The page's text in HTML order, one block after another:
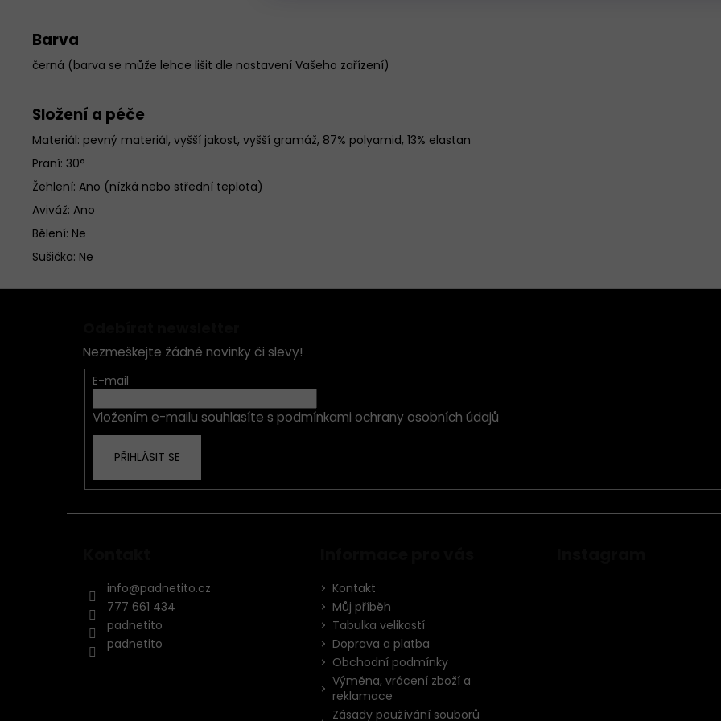
Barva
černá (barva se může lehce lišit dle nastavení Vašeho zařízení)
Složení a péče
Materiál: pevný materiál, vyšší jakost, vyšší gramáž, 87% polyamid, 13% elastan
Praní: 30°
Žehlení: Ano (nízká nebo střední teplota)
Aviváž: Ano
Bělení: Ne
Sušička: Ne
Nezmeškejte žádné novinky či slevy!
E-mail
Vložením e-mailu souhlasíte s podmínkami ochrany osobních údajů
PŘIHLÁSIT SE
info@padnetito.cz
777 661 434
padnetito
padnetito
Kontakt
Můj příběh
Tabulka velikostí
Doprava a platba
Obchodní podmínky
Výměna, vrácení zboží a
reklamace
Zásady používání souborů